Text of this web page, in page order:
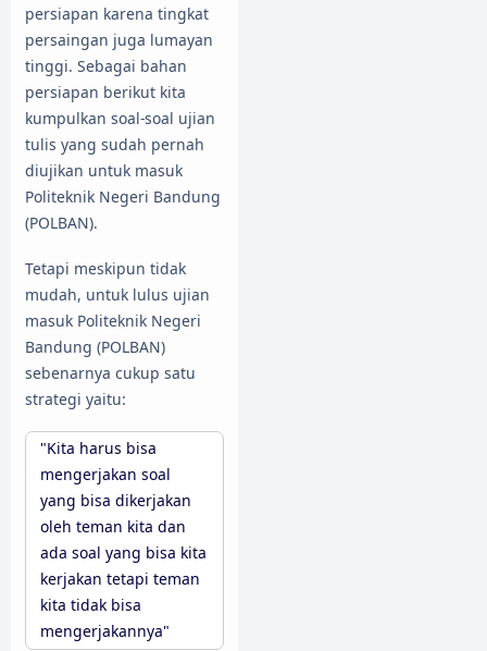
persiapan karena tingkat
persaingan juga lumayan
tinggi. Sebagai bahan
persiapan berikut kita
kumpulkan soal-soal ujian
tulis yang sudah pernah
diujikan untuk masuk
Politeknik Negeri Bandung
(POLBAN).
Tetapi meskipun tidak
mudah, untuk lulus ujian
masuk Politeknik Negeri
Bandung (POLBAN)
sebenarnya cukup satu
strategi yaitu:
"Kita harus bisa
mengerjakan soal
yang bisa dikerjakan
oleh teman kita dan
ada soal yang bisa kita
kerjakan tetapi teman
kita tidak bisa
mengerjakannya"